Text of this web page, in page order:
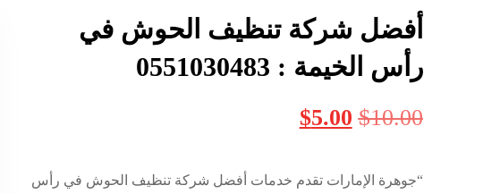
أفضل شركة تنظيف الحوش في
رأس الخيمة : 0551030483
$10.00
$5.00
“جوهرة الإمارات تقدم خدمات أفضل شركة تنظيف الحوش في رأس